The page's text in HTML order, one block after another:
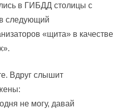
в ГИБДД столицы с
следующий
«щита» в качестве
Вдруг слышит
не могу, давай